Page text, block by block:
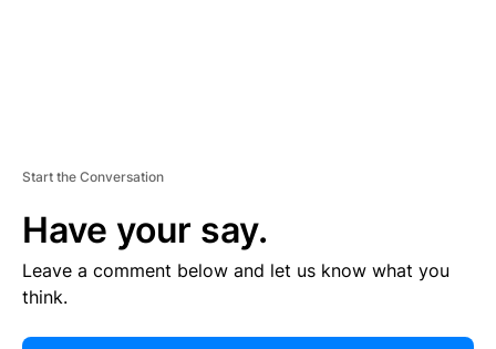
Start the Conversation
Have your say.
Leave a comment below and let us know what you
think.